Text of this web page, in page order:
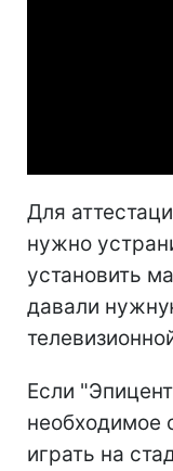
Для
нужно
установить
давали
Если
необходимое
играть на